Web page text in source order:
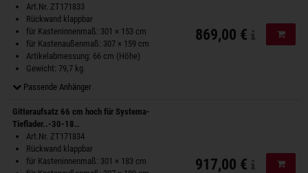
Art.Nr. ZT171833
Rückwand klappbar
für Kasteninnenmaß: 301 × 153 cm
für Kastenaußenmaß: 307 × 159 cm
Artikelabmessung: 66 cm (Höhe)
Gewicht: 79,7 kg
Passende Anhänger
869,00 €
Gitteraufsatz 66 cm hoch für Systema-
Tieflader..-30-18..
Art.Nr. ZT171834
Rückwand klappbar
für Kasteninnenmaß: 301 × 183 cm
917,00 €